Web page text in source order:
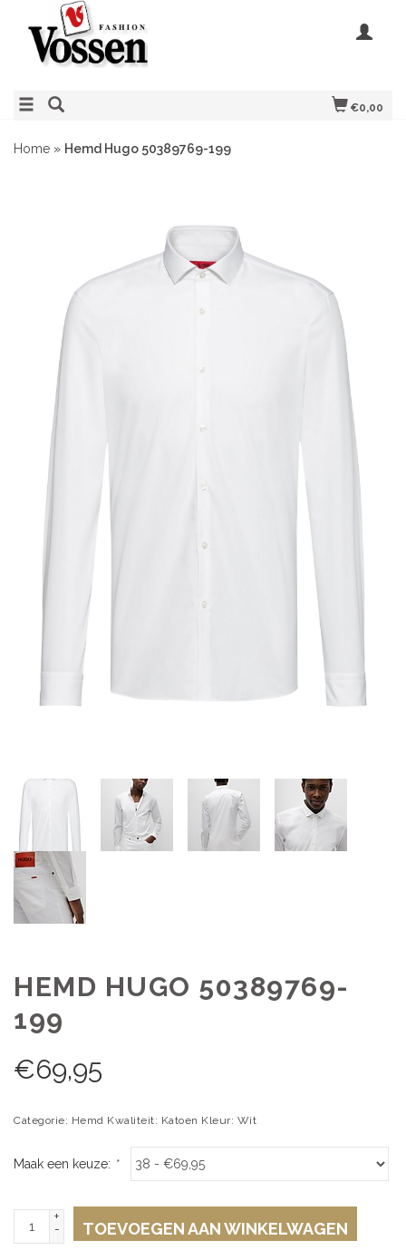
€0,00
Home » Hemd Hugo 50389769-199
HEMD HUGO 50389769-
199
€69,95
Categorie: Hemd Kwaliteit: Katoen Kleur: Wit
Maak een keuze: *
+
-
TOEVOEGEN AAN WINKELWAGEN